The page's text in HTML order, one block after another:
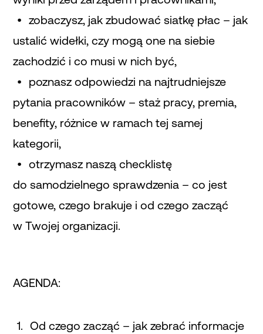
zobaczysz, jak zbudować siatkę płac – jak
ustalić widełki, czy mogą one na siebie
zachodzić i co musi w nich być,
poznasz odpowiedzi na najtrudniejsze
pytania pracowników – staż pracy, premia,
benefity, różnice w ramach tej samej
kategorii,
otrzymasz naszą checklistę
do samodzielnego sprawdzenia – co jest
gotowe, czego brakuje i od czego zacząć
w Twojej organizacji.
AGENDA:
Od czego zacząć – jak zebrać informacje